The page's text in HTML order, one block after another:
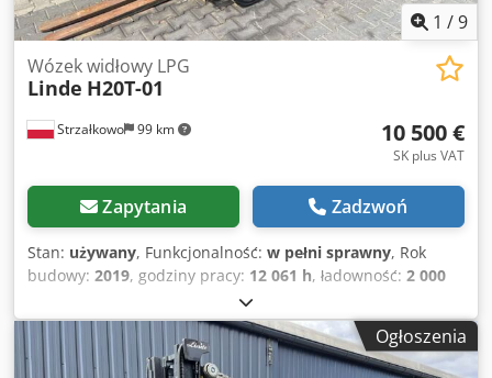
1 /9
Strzałkowo 99 km
Wózek widłowy LPG
Linde H20T-01
10 500 €
SK plus VAT
Zapytania Zadzwoń
Stan: używany, Funkcjonalność: w pełni sprawny, Rok
budowy: 2019, godziny pracy: 12 061 h, ładowność: 2 000
4 625 mm
podnoszenia:1 519 mm, rodzaj paliwa:gaz, typ masztu:
triplex , wysokość konstrukcyjna:2 121 mm, typ napędu:
Treibgas , Wózek widłowy na gaz płynny Klasa ISO: Klasa
Ogłoszenia